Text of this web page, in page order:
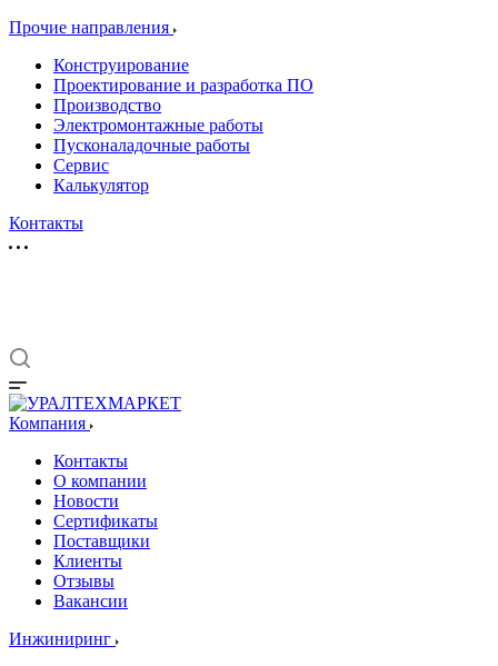
Прочие направления
Конструирование
Проектирование и разработка ПО
Производство
Электромонтажные работы
Пусконаладочные работы
Сервис
Калькулятор
Контакты
Компания
Контакты
О компании
Новости
Сертификаты
Поставщики
Клиенты
Отзывы
Вакансии
Инжиниринг